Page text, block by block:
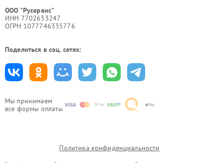
Мы принимаем
все формы оплаты
ООО "Русервис"
ИНН 7702633247
ОГРН 1077746335776
Поделиться в соц. сетях:
Политика конфиденциальности